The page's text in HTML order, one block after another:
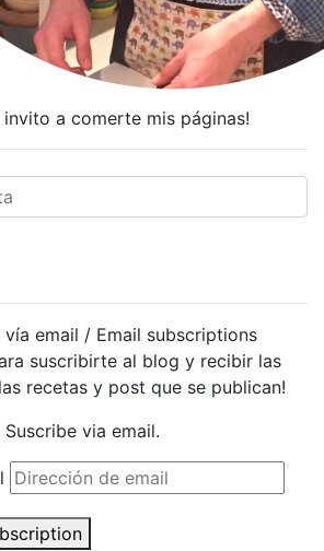
a comerte mis páginas!
email / Email subscriptions
suscribirte al blog y recibir las
recetas y post que se publican!
via email.